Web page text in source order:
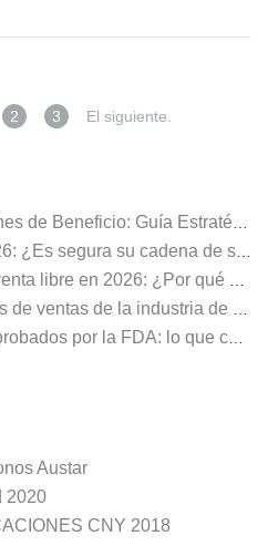
más necesidades de los
2 3 El siguiente.
Austar
2020
CNY 2018